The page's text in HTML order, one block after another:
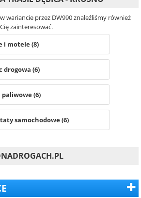
wariancie przez DW990 znaleźliśmy również
zainteresować.
i motele (8)
drogowa (6)
paliwowe (6)
samochodowe (6)